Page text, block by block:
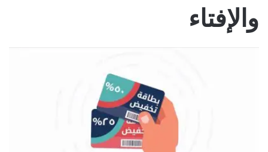
والإفتاء